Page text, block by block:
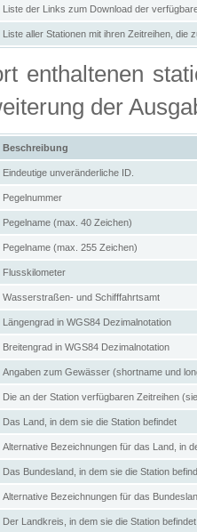
Liste der Links zum Download der
Liste aller Stationen mit ihren Zeitreihen, die
enthaltenen
der
Beschreibung
Eindeutige unveränderliche ID.
Pegelnummer
Pegelname (max. 40 Zeichen)
Pegelname (max. 255 Zeichen)
Flusskilometer
Wasserstraßen- und Schifffahrtsamt
Längengrad in WGS84 Dezimalnotation
Breitengrad in WGS84 Dezimalnotation
Angaben zum Gewässer (shortname und
Die an der Station verfügbaren Zeitreihen
Das Land, in dem sie die Station befindet
Alternative Bezeichnungen für das Land, in
Das Bundesland, in dem sie die Station
Alternative Bezeichnungen für das
Der Landkreis, in dem sie die Station befindet